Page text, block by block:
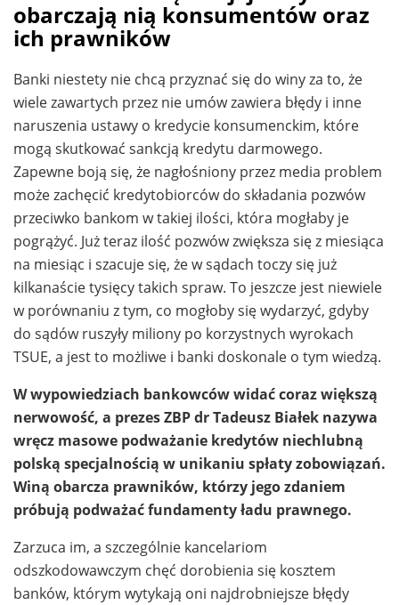
obarczają nią konsumentów oraz
ich prawników
Banki niestety nie chcą przyznać się do winy za to, że
wiele zawartych przez nie umów zawiera błędy i inne
naruszenia ustawy o kredycie konsumenckim, które
mogą skutkować sankcją kredytu darmowego.
Zapewne boją się, że nagłośniony przez media problem
może zachęcić kredytobiorców do składania pozwów
przeciwko bankom w takiej ilości, która mogłaby je
pogrążyć. Już teraz ilość pozwów zwiększa się z miesiąca
na miesiąc i szacuje się, że w sądach toczy się już
kilkanaście tysięcy takich spraw. To jeszcze jest niewiele
w porównaniu z tym, co mogłoby się wydarzyć, gdyby
do sądów ruszyły miliony po korzystnych wyrokach
TSUE, a jest to możliwe i banki doskonale o tym wiedzą.
W wypowiedziach bankowców widać coraz większą
nerwowość, a prezes ZBP dr Tadeusz Białek nazywa
wręcz masowe podważanie kredytów niechlubną
polską specjalnością w unikaniu spłaty zobowiązań.
Winą obarcza prawników, którzy jego zdaniem
próbują podważać fundamenty ładu prawnego.
Zarzuca im, a szczególnie kancelariom
odszkodowawczym chęć dorobienia się kosztem
banków, którym wytykają oni najdrobniejsze błędy